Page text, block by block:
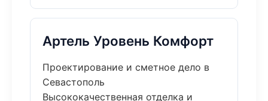
Артель Уровень Комфорт
Проектирование и сметное дело в
Севастополь
Высококачественная отделка и